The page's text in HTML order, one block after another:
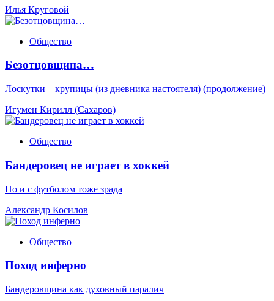
Илья Круговой
Общество
Безотцовщина…
Лоскутки – крупицы (из дневника настоятеля) (продолжение)
Игумен Кирилл (Сахаров)
Общество
Бандеровец не играет в хоккей
Но и с футболом тоже зрада
Александр Косилов
Общество
Поход инферно
Бандеровщина как духовный паралич